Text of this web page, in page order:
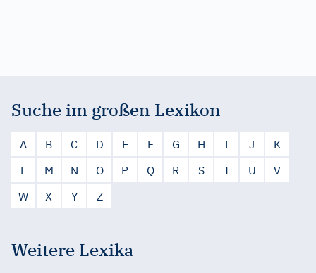
Suche im großen Lexikon
A B C D E F G H I J
K
L
M N O P Q R S T U
V
W
X Y Z
Weitere Lexika